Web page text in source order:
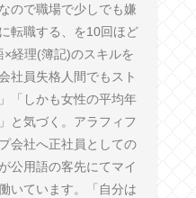
ので職場で少しでも嫌
転職する、を10回ほど
経理(簿記)のスキルを
社員失格人間でもスト
「しかも女性の平均年
と気づく。アラフィフ
会社へ正社員としての
公用語の客先にてマイ
いています。「自分は